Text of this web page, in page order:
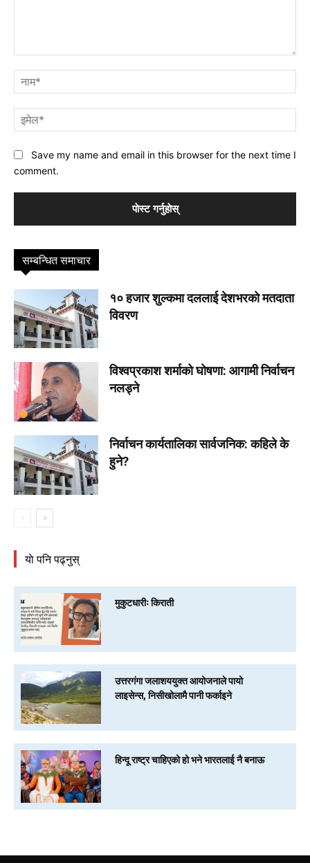
Save my name and email in this browser for the next time I
comment.
सम्बन्धित समाचार
१० हजार शुल्कमा दललाई देशभरको मतदाता
विवरण
विश्वप्रकाश शर्माको घोषणा: आगामी निर्वाचन
नलड्ने
निर्वाचन कार्यतालिका सार्वजनिक: कहिले के
हुने?
याे पनि पढ्नुस्
मुकुटधारीः किराती
उत्तरगंगा जलाशययुक्त आयोजनाले पायो
लाइसेन्स, निसीखोलामै पानी फर्काइने
हिन्दू राष्ट्र चाहिएको हो भने भारतलाई नै बनाऊ